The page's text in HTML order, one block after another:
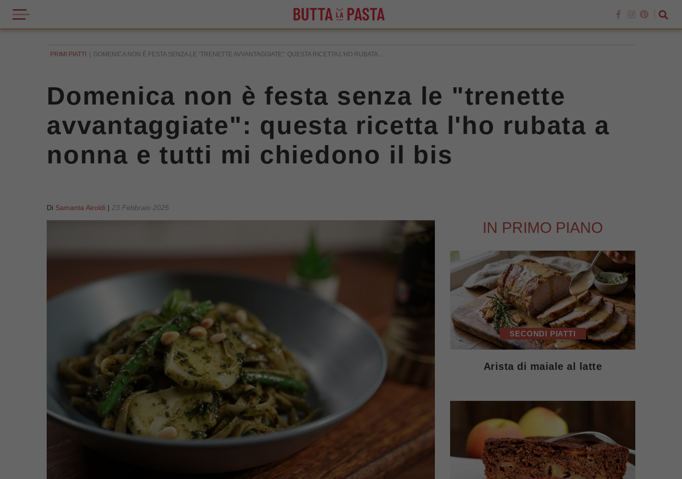
PRIMI PIATTI DOMENICA NON È FESTA SENZA LE "TRENETTE AVVANTAGGIATE": QUESTA RICETTA L'HO RUBATA...
Domenica non è festa senza le "trenette
avvantaggiate": questa ricetta l'ho rubata a
nonna e tutti mi chiedono il bis
Di Samanta Airoldi | 23 Febbraio 2025
IN PRIMO PIANO
SECONDI PIATTI
Arista di maiale al latte